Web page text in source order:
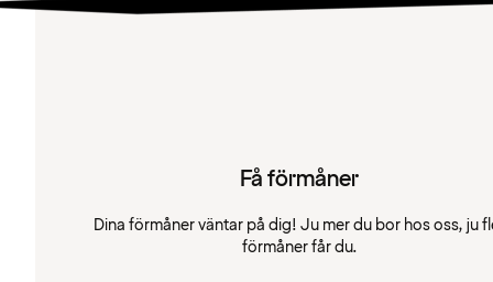
Få förmåner
Dina förmåner väntar på dig! Ju mer du bor hos oss, ju
förmåner får du.